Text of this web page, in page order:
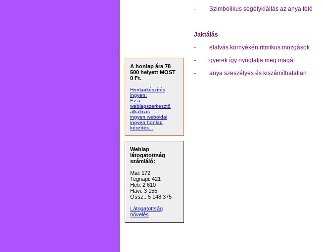
- Szimbolikus segélykiáltás az anya felé
Jaktálás
- elalvás környékén ritmikus mozgások
- gyerek így nyugtatja meg magát
- anya szeszélyes és kiszámíthatatlan
A honlap ára 78
500 helyett MOST
0 Ft.
Honlapkészítés
ingyen:
Ez a
weblapszerkesztő
alkalmas
ingyen weboldal,
ingyen honlap
készítés...
Weblap
látogatottság
számláló:
Mai: 172
Tegnapi: 421
Heti: 2 610
Havi: 3 155
Össz.: 5 148 375
Látogatottság
növelés